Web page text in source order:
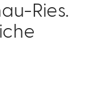
Ries.